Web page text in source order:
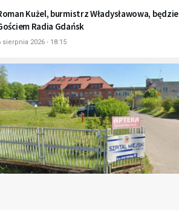
Kużel, burmistrz Władysławowa, będzie
Radia Gdańsk
sierpnia 2026 - 18:15